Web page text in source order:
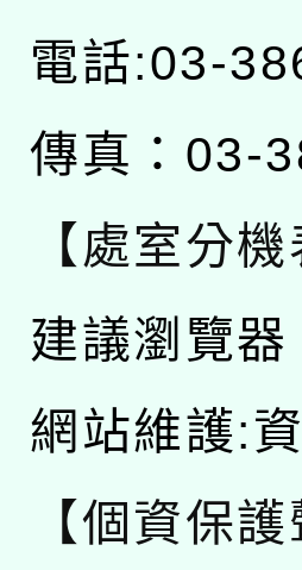
電話:03-
傳真：03-
【處室分機
建議瀏覽
網站維護:
【個資保護